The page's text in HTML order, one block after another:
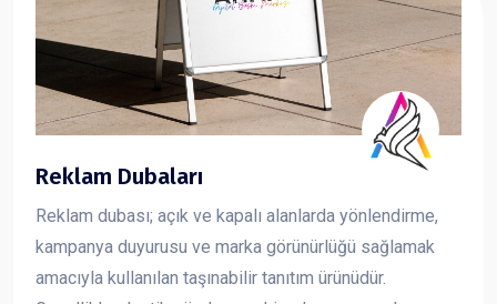
Reklam Dubaları
Reklam dubası; açık ve kapalı alanlarda yönlendirme,
kampanya duyurusu ve marka görünürlüğü sağlamak
amacıyla kullanılan taşınabilir tanıtım ürünüdür.